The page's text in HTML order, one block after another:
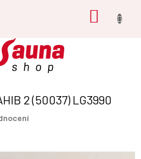
2 (50037) LG3990